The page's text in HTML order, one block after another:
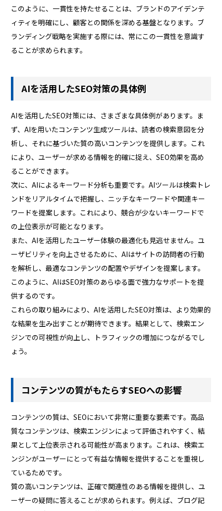
このように、一貫性を持たせることは、ブランドのアイデンテ
ィティを明確にし、顧客との関係を深める基盤となります。ブ
ランディング戦略を実施する際には、常にこの一貫性を意識す
ることが求められます。
AIを活用したSEO対策の具体例
AIを活用したSEO対策には、さまざまな具体例があります。ま
ず、AIを用いたコンテンツ生成ツールは、読者の検索意図を分
析し、それに基づいた質の高いコンテンツを提供します。これ
により、ユーザーが求める情報を的確に捉え、SEO効果を高め
ることができます。
次に、AIによるキーワード分析も重要です。AIツールは検索トレ
ンドをリアルタイムで把握し、ニッチなキーワードや関連キー
ワードを提案します。これにより、競合が少ないキーワードで
の上位表示が可能となります。
また、AIを活用したユーザー体験の最適化も見逃せません。ユ
ーザビリティを向上させるために、AIはサイトの訪問者の行動
を解析し、最適なコンテンツの配置やデザインを提案します。
このように、AIはSEO対策のあらゆる面で強力なサポートを提
供するのです。
これらの取り組みにより、AIを活用したSEO対策は、より効果的
な結果を生み出すことが期待できます。結果として、検索エン
ジンでの可視性が向上し、トラフィックの増加につながるでし
ょう。
コンテンツの質がもたらすSEOへの影響
コンテンツの質は、SEOにおいて非常に重要な要素です。高品
質なコンテンツは、検索エンジンによって評価されやすく、結
果として上位表示される可能性が高まります。これは、検索エ
ンジンがユーザーにとって有益な情報を提供することを重視し
ているためです。
質の高いコンテンツは、正確で関連性のある情報を提供し、ユ
ーザーの疑問に答えることが求められます。例えば、ブログ記